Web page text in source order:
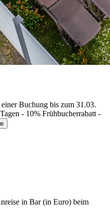
Buchung bis zum 31.03.
- 10% Frühbucherrabatt -
in Bar (in Euro) beim